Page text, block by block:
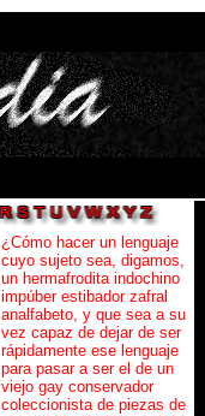
¿Cómo hacer un lenguaje
cuyo sujeto sea, digamos,
un hermafrodita indochino
impúber estibador zafral
analfabeto, y que sea a su
vez capaz de dejar de ser
rápidamente ese lenguaje
para pasar a ser el de un
viejo gay conservador
coleccionista de piezas de